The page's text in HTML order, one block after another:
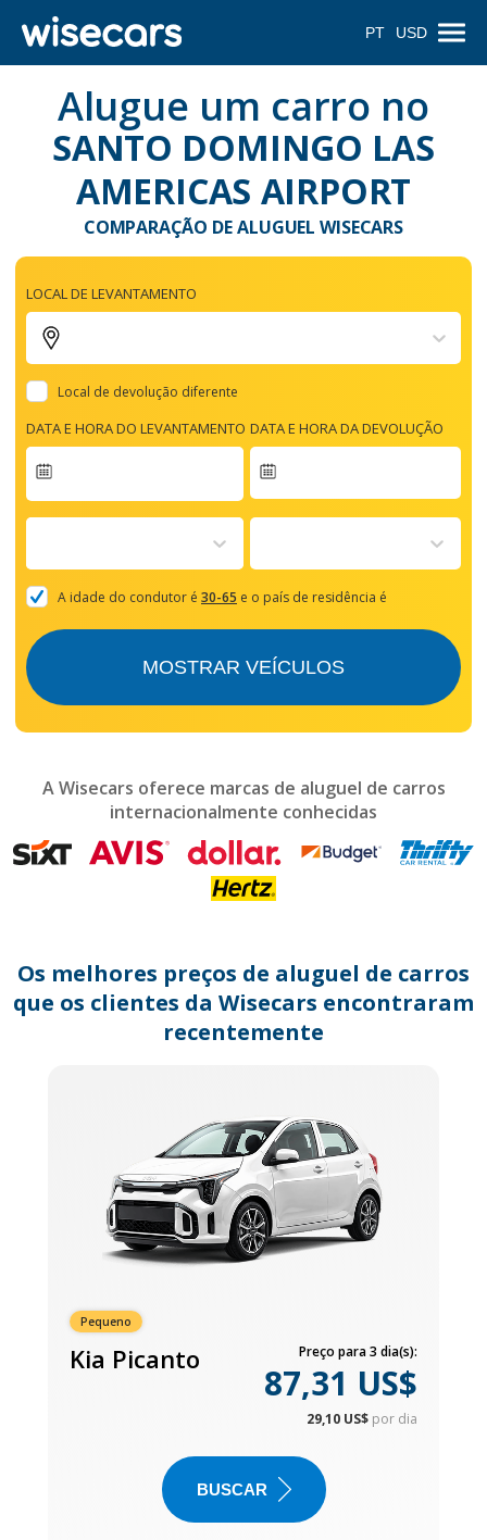
PT USD
Alugue um carro no
SANTO DOMINGO LAS
AMERICAS AIRPORT
COMPARAÇÃO DE ALUGUEL WISECARS
LOCAL DE LEVANTAMENTO
Local de devolução diferente
DATA E HORA DO LEVANTAMENTO
forward
with
the
and
mark
get
the
dates.
DATA E HORA DA DEVOLUÇÃO
A idade do condutor é 30-65 e o país de residência é
MOSTRAR VEÍCULOS
A Wisecars oferece marcas de aluguel de carros
internacionalmente conhecidas
Os melhores preços de aluguel de carros
que os clientes da Wisecars encontraram
recentemente
Pequeno
Kia Picanto Preço para 3 dia(s):
87,31 US$
29,10 US$ por dia
BUSCAR